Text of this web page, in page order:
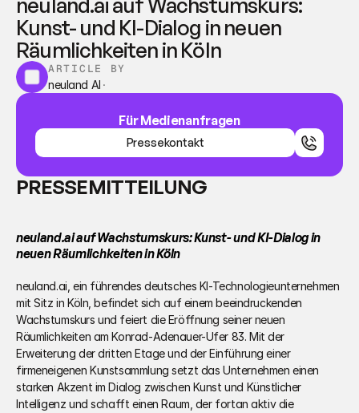
Kunst- und KI-Dialog in neuen
Räumlichkeiten in Köln
ARTICLE BY
neuland AI ·
Für Medienanfragen
Pressekontakt
Pressekontakt
PRESSEMITTEILUNG
neuland.ai auf Wachstumskurs: Kunst- und KI-Dialog in
neuen Räumlichkeiten in Köln
neuland.ai, ein führendes deutsches KI-Technologieunternehmen
mit Sitz in Köln, befindet sich auf einem beeindruckenden
Wachstumskurs und feiert die Eröffnung seiner neuen
Räumlichkeiten am Konrad-Adenauer-Ufer 83. Mit der
Erweiterung der dritten Etage und der Einführung einer
firmeneigenen Kunstsammlung setzt das Unternehmen einen
starken Akzent im Dialog zwischen Kunst und Künstlicher
Intelligenz und schafft einen Raum, der fortan aktiv die